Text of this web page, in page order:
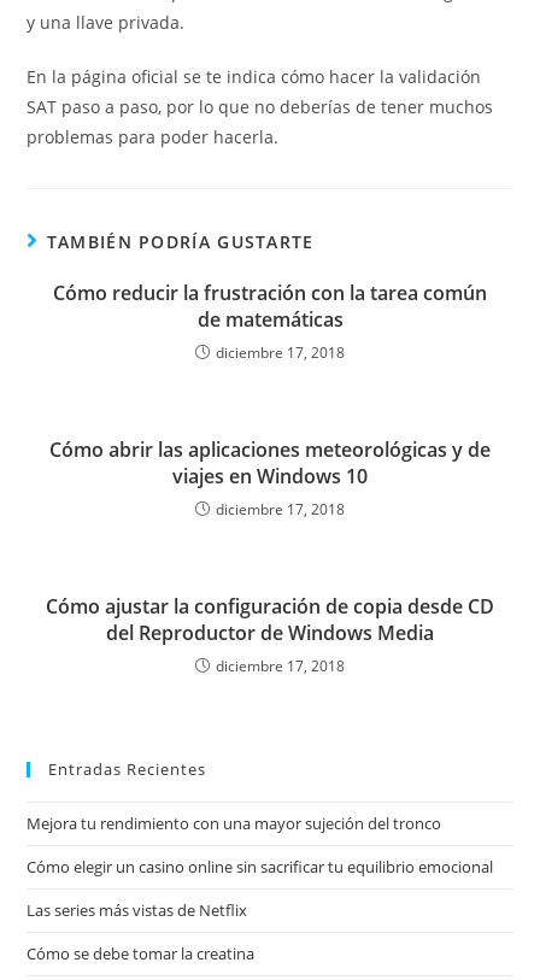
y una llave privada.
En la página oficial se te indica cómo hacer la validación
SAT paso a paso, por lo que no deberías de tener muchos
problemas para poder hacerla.
TAMBIÉN PODRÍA GUSTARTE
Cómo reducir la frustración con la tarea común
de matemáticas
diciembre 17, 2018
Cómo abrir las aplicaciones meteorológicas y de
viajes en Windows 10
diciembre 17, 2018
Cómo ajustar la configuración de copia desde CD
del Reproductor de Windows Media
diciembre 17, 2018
Entradas Recientes
Mejora tu rendimiento con una mayor sujeción del tronco
Cómo elegir un casino online sin sacrificar tu equilibrio emocional
Las series más vistas de Netflix
Cómo se debe tomar la creatina